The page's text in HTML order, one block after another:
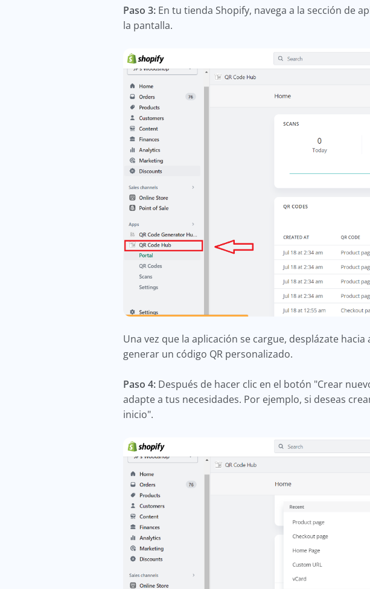
Paso 3: En tu tienda Shopify, navega a la sección de
la pantalla.
Una vez que la aplicación se cargue, desplázate
generar un código QR personalizado.
Paso 4: Después de hacer clic en el botón "Crear
adapte a tus necesidades. Por ejemplo, si deseas
inicio".